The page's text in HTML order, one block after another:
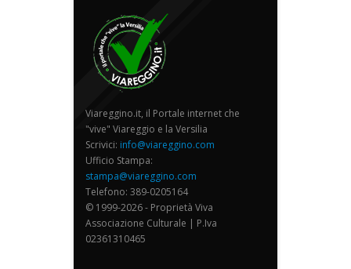
Viareggino.it, il Portale internet che
"vive" Viareggio e la Versilia
Scrivici: info@viareggino.com
Ufficio Stampa:
stampa@viareggino.com
Telefono: 389-0205164
© 1999-2026 - Proprietà Viva
Associazione Culturale | P.Iva
02361310465